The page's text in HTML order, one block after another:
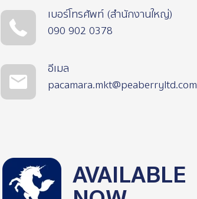
เบอร์โทรศัพท์ (สำนักงานใหญ่)
090 902 0378
อีเมล
pacamara.mkt@peaberryltd.com
AVAILABLE